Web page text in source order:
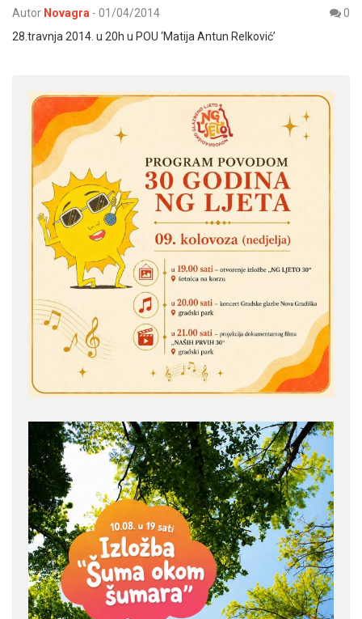
Autor Novagra - 01/04/2014
0
28.travnja 2014. u 20h u POU ‘Matija Antun Relković’